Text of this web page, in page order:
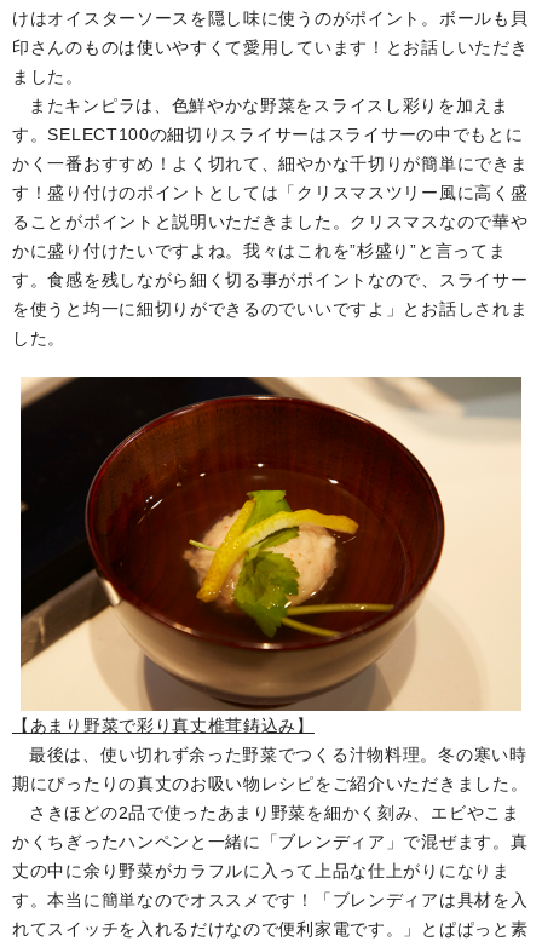
けはオイスターソースを隠し味に使うのがポイント。ボールも貝
印さんのものは使いやすくて愛用しています！とお話しいただき
ました。
またキンピラは、色鮮やかな野菜をスライスし彩りを加えま
す。SELECT100の細切りスライサーはスライサーの中でもとに
かく一番おすすめ！よく切れて、細やかな千切りが簡単にできま
す！盛り付けのポイントとしては「クリスマスツリー風に高く盛
ることがポイントと説明いただきました。クリスマスなので華や
かに盛り付けたいですよね。我々はこれを”杉盛り”と言ってま
す。食感を残しながら細く切る事がポイントなので、スライサー
を使うと均一に細切りができるのでいいですよ」とお話しされま
した。
【あまり野菜で彩り真丈椎茸鋳込み】
最後は、使い切れず余った野菜でつくる汁物料理。冬の寒い時
期にぴったりの真丈のお吸い物レシピをご紹介いただきました。
さきほどの2品で使ったあまり野菜を細かく刻み、エビやこま
かくちぎったハンペンと一緒に「ブレンディア」で混ぜます。真
丈の中に余り野菜がカラフルに入って上品な仕上がりになりま
す。本当に簡単なのでオススメです！「ブレンディアは具材を入
れてスイッチを入れるだけなので便利家電です。」とぱぱっと素